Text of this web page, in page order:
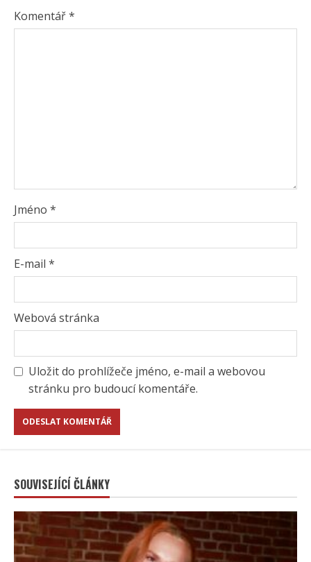
Komentář*
Jméno *
E-mail *
Webová stránka
Uložit do prohlížeče jméno, e-mail a webovou
stránku pro budoucí komentáře.
SOUVISEJÍCÍ ČLÁNKY